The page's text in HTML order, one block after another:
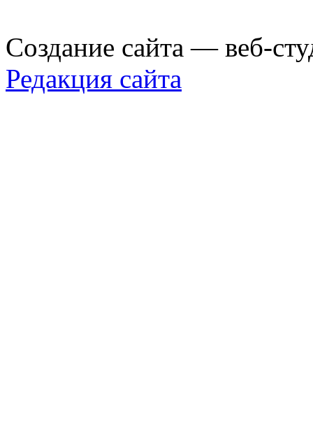
Создание сайта — веб-
Редакция сайта